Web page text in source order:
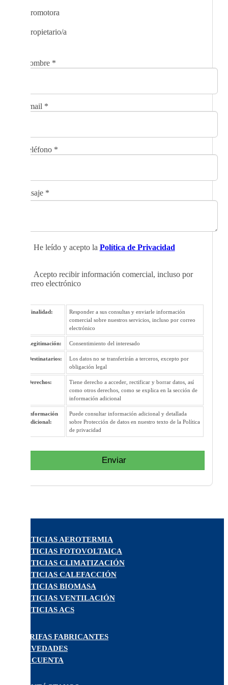
Promotora
Propietario/a
Nombre *
Email *
Teléfono *
Mensaje *
He leído y acepto la Política de Privacidad
Acepto recibir información comercial, incluso por
correo electrónico
Finalidad:
Responder a sus consultas y enviarle información
comercial sobre nuestros servicios, incluso por correo
electrónico
Legitimación: Consentimiento del interesado
Destinatarios:
Los datos no se transferirán a terceros, excepto por
obligación legal
Derechos:
Tiene derecho a acceder, rectificar y borrar datos, así
como otros derechos, como se explica en la sección de
información adicional
Información
adicional:
Puede consultar información adicional y detallada
sobre Protección de datos en nuestro texto de la Política
de privacidad
Enviar
NOTICIAS AEROTERMIA
NOTICIAS FOTOVOLTAICA
NOTICIAS CLIMATIZACIÓN
NOTICIAS CALEFACCIÓN
NOTICIAS BIOMASA
NOTICIAS VENTILACIÓN
NOTICIAS ACS
TARIFAS FABRICANTES
NOVEDADES
MI CUENTA